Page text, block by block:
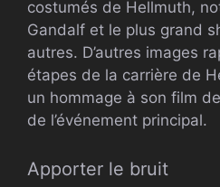
costumés de Hellmuth,
Gandalf et le plus grand
autres. D’autres images
étapes de la carrière de
un hommage à son film
de l’événement principal.
Apporter le bruit